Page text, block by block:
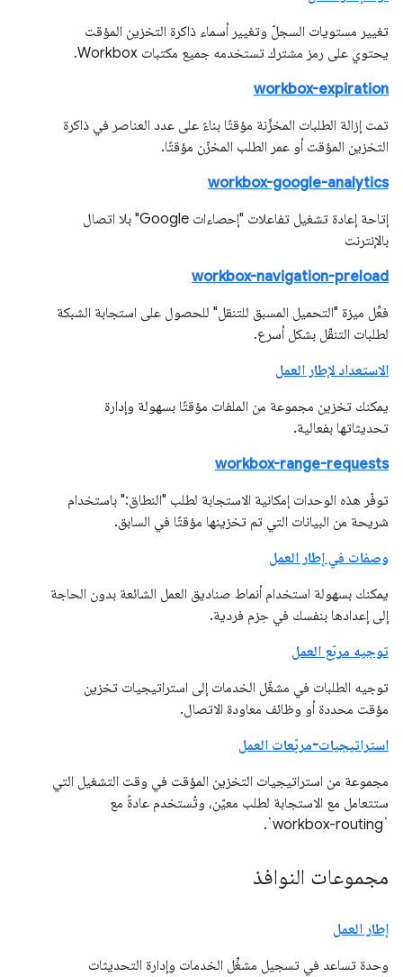
تغيير مستويات السجلّ وتغيير أسماء ذاكرة التخزين المؤقت
يحتوي على رمز مشترك تستخدمه جميع مكتبات Workbox.
workbox-expiration
تمت إزالة الطلبات المخزَّنة مؤقتًا بناءً على عدد العناصر في ذاكرة
التخزين المؤقت أو عمر الطلب المخزّن مؤقتًا.
workbox-google-analytics
إتاحة إعادة تشغيل تفاعلات "إحصاءات Google" بلا اتصال
بالإنترنت
workbox-navigation-preload
فعِّل ميزة "التحميل المسبق للتنقل" للحصول على استجابة الشبكة
لطلبات التنقّل بشكل أسرع.
الاستعداد لإطار العمل
يمكنك تخزين مجموعة من الملفات مؤقتًا بسهولة وإدارة
تحديثاتها بفعالية.
workbox-range-requests
توفّر هذه الوحدات إمكانية الاستجابة لطلب "النطاق:" باستخدام
شريحة من البيانات التي تم تخزينها مؤقتًا في السابق.
وصفات في إطار العمل
يمكنك بسهولة استخدام أنماط صناديق العمل الشائعة بدون الحاجة
إلى إعدادها بنفسك في حِزم فردية.
توجيه مربّع العمل
توجيه الطلبات في مشغّل الخدمات إلى استراتيجيات تخزين
مؤقت محددة أو وظائف معاودة الاتصال.
استراتيجيات-مربّعات العمل
مجموعة من استراتيجيات التخزين المؤقت في وقت التشغيل التي
ستتعامل مع الاستجابة لطلب معيّن، وتُستخدم عادةً مع
`workbox-routing`.
مجموعات النوافذ
إطار العمل
وحدة تساعد في تسجيل مشغِّل الخدمات وإدارة التحديثات